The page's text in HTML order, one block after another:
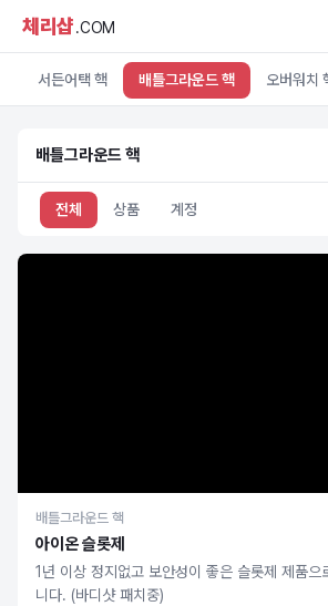
체리샵.COM
서든어택 핵 배틀그라운드 핵 오버워치
배틀그라운드 핵
전체 상품 계정
배틀그라운드 핵
아이온 슬롯제
1년 이상 정지없고 보안성이 좋은 슬롯제 제품
니다. (바디샷 패치중)